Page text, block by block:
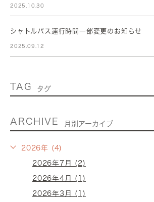
2025.10.30
シャトルバス運行時間一部変更のお知らせ
2025.09.12
TAG タグ
ARCHIVE 月別アーカイブ
2026年 (4)
2026年7月 (2)
2026年4月 (1)
2026年3月 (1)